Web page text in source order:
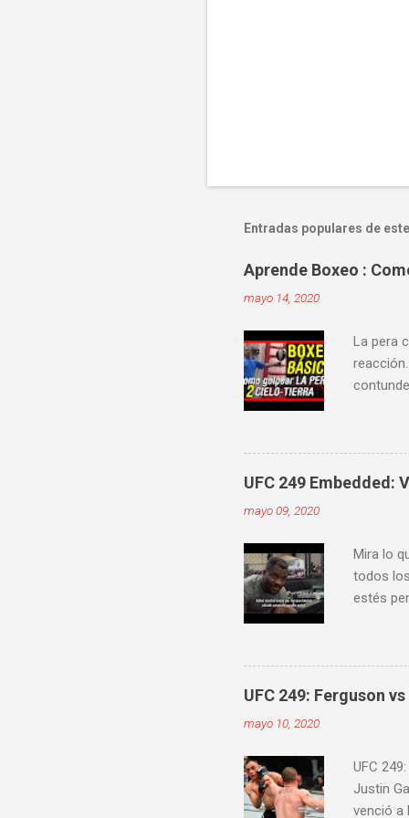
Entradas populares de
Aprende Boxeo :
mayo 14, 2020
La pera
videos
ver
UFC 249 Embedded:
mayo 09, 2020
Mira lo
todos
estés
UFC 249: Ferguson
mayo 10, 2020
UFC
Justin
venció a